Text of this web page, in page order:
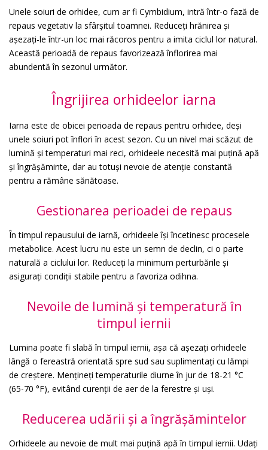
Unele soiuri de orhidee, cum ar fi Cymbidium, intră într-o fază de
repaus vegetativ la sfârșitul toamnei. Reduceți hrănirea și
așezați-le într-un loc mai răcoros pentru a imita ciclul lor natural.
Această perioadă de repaus favorizează înflorirea mai
abundentă în sezonul următor.
Îngrijirea orhideelor iarna
Iarna este de obicei perioada de repaus pentru orhidee, deși
unele soiuri pot înflori în acest sezon. Cu un nivel mai scăzut de
lumină și temperaturi mai reci, orhideele necesită mai puțină apă
și îngrășăminte, dar au totuși nevoie de atenție constantă
pentru a rămâne sănătoase.
Gestionarea perioadei de repaus
În timpul repausului de iarnă, orhideele își încetinesc procesele
metabolice. Acest lucru nu este un semn de declin, ci o parte
naturală a ciclului lor. Reduceți la minimum perturbările și
asigurați condiții stabile pentru a favoriza odihna.
Nevoile de lumină și temperatură în
timpul iernii
Lumina poate fi slabă în timpul iernii, așa că așezați orhideele
lângă o fereastră orientată spre sud sau suplimentați cu lămpi
de creștere. Mențineți temperaturile diurne în jur de 18-21 °C
(65-70 °F), evitând curenții de aer de la ferestre și uși.
Reducerea udării și a îngrășămintelor
Orhideele au nevoie de mult mai puțină apă în timpul iernii. Udați